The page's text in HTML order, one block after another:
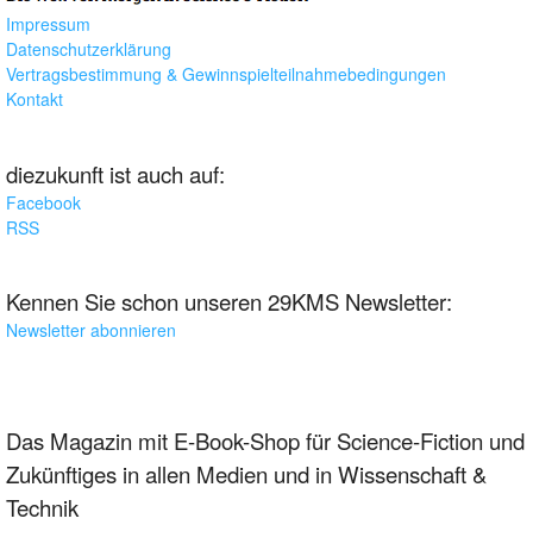
Impressum
Datenschutzerklärung
Vertragsbestimmung & Gewinnspielteilnahmebedingungen
Kontakt
diezukunft ist auch auf:
Facebook
RSS
Kennen Sie schon unseren 29KMS Newsletter:
Newsletter abonnieren
Das Magazin mit E-Book-Shop für Science-Fiction und
Zukünftiges in allen Medien und in Wissenschaft &
Technik